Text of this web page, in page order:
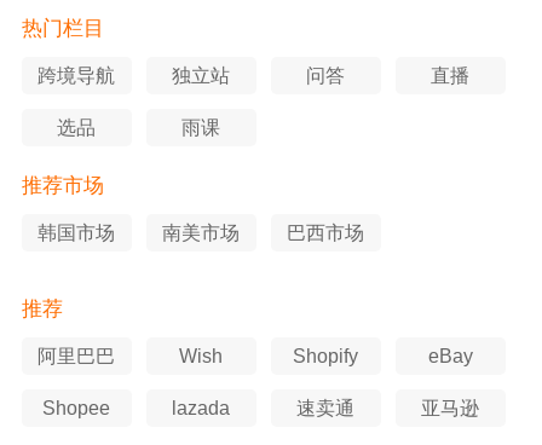
热门栏目
跨境导航 独立站 问答 直播
选品 雨课
推荐市场
韩国市场 南美市场 巴西市场
推荐
阿里巴巴 Wish Shopify eBay
Shopee lazada 速卖通 亚马逊